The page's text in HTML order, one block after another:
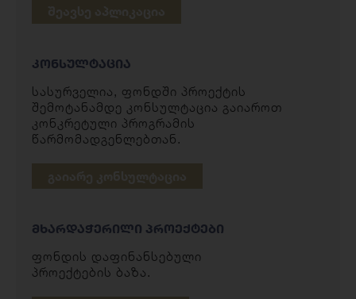
ᲙᲝᲜᲡᲣᲚᲢᲐᲪᲘᲐ
სასურველია, ფონდში პროექტის
შემოტანამდე კონსულტაცია გაიაროთ
კონკრეტული პროგრამის
წარმომადგენლებთან.
ᲛᲮᲐᲠᲓᲐᲭᲔᲠᲘᲚᲘ ᲞᲠᲝᲔᲥᲢᲔᲑᲘ
ფონდის დაფინანსებული
პროექტების ბაზა.